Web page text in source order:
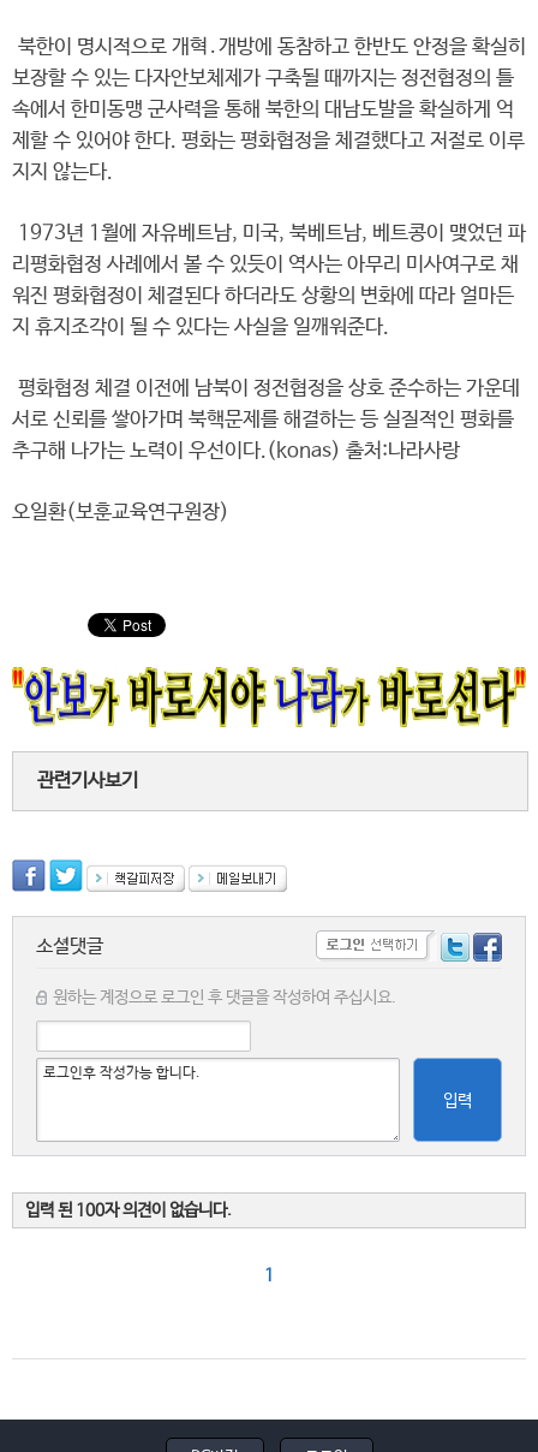
북한이 명시적으로 개혁․개방에 동참하고 한반도 안정을 확실히
보장할 수 있는 다자안보체제가 구축될 때까지는 정전협정의 틀
속에서 한미동맹 군사력을 통해 북한의 대남도발을 확실하게 억
제할 수 있어야 한다. 평화는 평화협정을 체결했다고 저절로 이루
지지 않는다.
1973년 1월에 자유베트남, 미국, 북베트남, 베트콩이 맺었던 파
리평화협정 사례에서 볼 수 있듯이 역사는 아무리 미사여구로 채
워진 평화협정이 체결된다 하더라도 상황의 변화에 따라 얼마든
지 휴지조각이 될 수 있다는 사실을 일깨워준다.
평화협정 체결 이전에 남북이 정전협정을 상호 준수하는 가운데
서로 신뢰를 쌓아가며 북핵문제를 해결하는 등 실질적인 평화를
추구해 나가는 노력이 우선이다.(konas) 출처:나라사랑
오일환(보훈교육연구원장)
관련기사보기
소셜댓글
원하는 계정으로 로그인 후 댓글을 작성하여 주십시요.
입력
입력 된 100자 의견이 없습니다.
1